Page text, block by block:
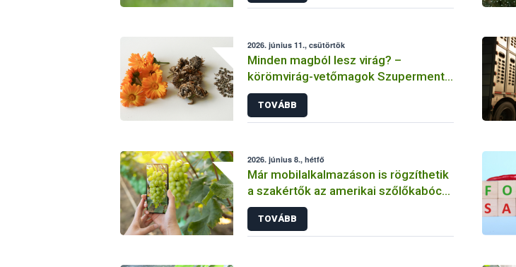
2026. június 11., csütörtök
Minden magból lesz virág? –
körömvirág-vetőmagok Szupermenta
tesztje
TOVÁBB
2026. június 8., hétfő
Már mobilalkalmazáson is rögzíthetik
a szakértők az amerikai szőlőkabóca
észleléseket
TOVÁBB